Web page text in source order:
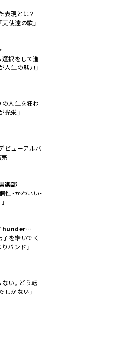
表現とは？
使達の歌」
選択をして進
人生の魅力」
の人生を狂わ
光栄」
ビューアルバ
売
楽部
性・かわいい・
子を継いでく
バンド」
ない。どう転
しかない」